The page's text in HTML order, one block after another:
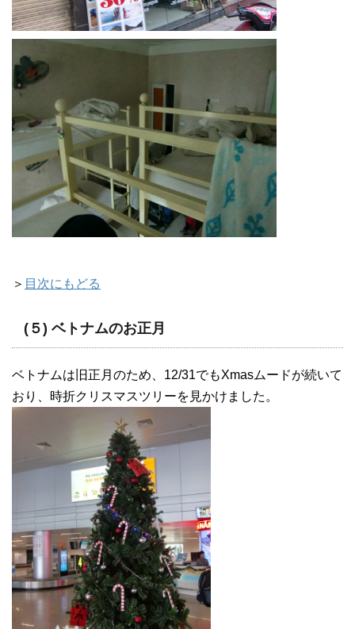
＞ 目次にもどる
(５) ベトナムのお正月
ベトナムは旧正月のため、12/31でもXmasムードが続いて
おり、時折クリスマスツリーを見かけました。